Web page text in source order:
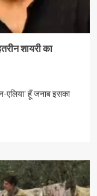
शायरी का
हूँ जनाब इसका